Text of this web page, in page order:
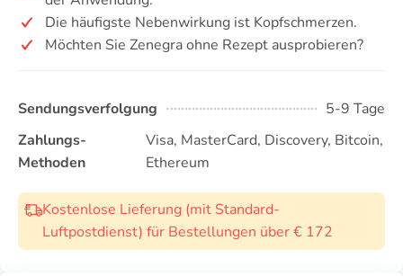
Die häufigste Nebenwirkung ist Kopfschmerzen.
Möchten Sie Zenegra ohne Rezept ausprobieren?
Sendungsverfolgung
5-9 Tage
Zahlungs-
Methoden
Visa, MasterCard, Discovery, Bitcoin,
Ethereum
Kostenlose Lieferung (mit Standard-
Luftpostdienst) für Bestellungen über € 172